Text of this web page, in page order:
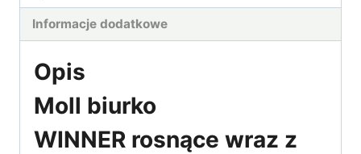
Informacje dodatkowe
Opis
Moll biurko
WINNER rosnące wraz z